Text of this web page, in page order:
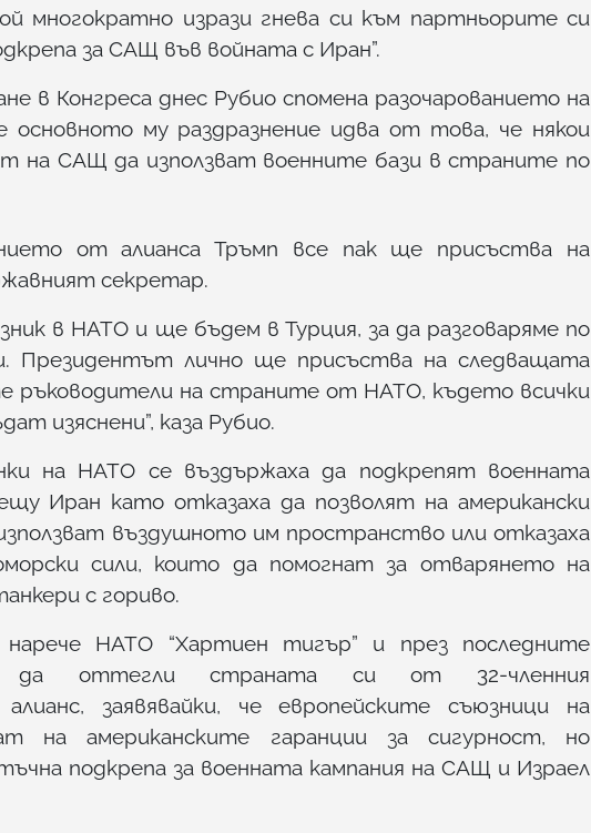
многократно изрази гнева си към партньорите си
за САЩ във войната с Иран”.
в Конгреса днес Рубио спомена разочарованието на
основното му раздразнение идва от това, че някои
на САЩ да използват военните бази в страните по
от алианса Тръмп все пак ще присъства на
секретар.
в НАТО и ще бъдем в Турция, за да разговаряме по
Президентът лично ще присъства на следващата
ръководители на страните от НАТО, където всички
изяснени”, каза Рубио.
на НАТО се въздържаха да подкрепят военната
Иран като отказаха да позволят на американски
въздушното им пространство или отказаха
сили, които да помогнат за отварянето на
с гориво.
НАТО “Хартиен тигър” и през последните
да оттегли страната си от 32-членния
заявявайки, че европейските съюзници на
на американските гаранции за сигурност, но
подкрепа за военната кампания на САЩ и Израел